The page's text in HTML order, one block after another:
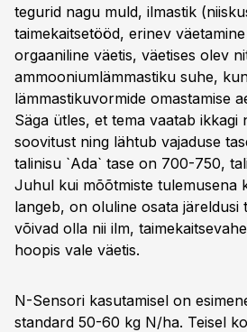
tegurid nagu muld, ilmastik
taimekaitsetööd, erinev
orgaaniline väetis, väetises olev
ammooniumlämmastiku suhe,
lämmastikuvormide omastamise
Säga ütles, et tema vaatab ikkagi
soovitust ning lähtub vajaduse
talinisu `Ada` tase on 700-750,
Juhul kui mõõtmiste tulemusena
langeb, on oluline osata järeldusi
võivad olla nii ilm,
hoopis vale väetis.
N-Sensori kasutamisel on
standard 50-60 kg N/ha. Teisel